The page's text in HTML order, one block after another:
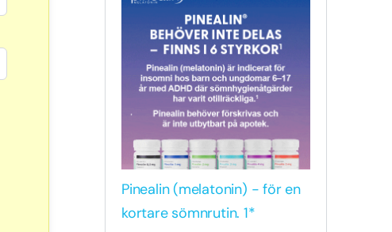
Pinealin (melatonin) - för en
kortare sömnrutin. 1*